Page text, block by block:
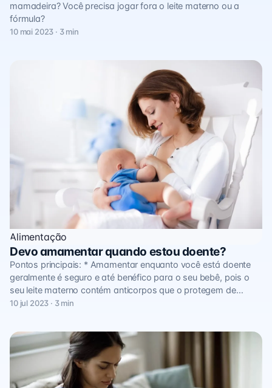
mamadeira? Você precisa jogar fora o leite materno ou a
fórmula?
10 mai 2023 · 3 min
Alimentação
Devo amamentar quando estou doente?
Pontos principais: * Amamentar enquanto você está doente
geralmente é seguro e até benéfico para o seu bebê, pois o
seu leite materno contém anticorpos que o protegem de…
10 jul 2023 · 3 min